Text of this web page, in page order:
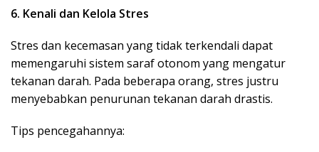
6. Kenali dan Kelola Stres
Stres dan kecemasan yang tidak terkendali dapat
memengaruhi sistem saraf otonom yang mengatur
tekanan darah. Pada beberapa orang, stres justru
menyebabkan penurunan tekanan darah drastis.
Tips pencegahannya: